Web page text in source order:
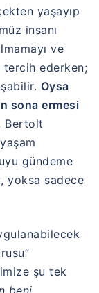
yaşayıp
insanı
ve
tercih ederken;
Oysa
sona ermesi
Bertolt
gündeme
yoksa sadece
şu tek
beni